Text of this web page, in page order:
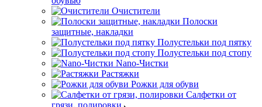
защитные, накладки
Полустельки под стопу
Nano-Чистки
Растяжки
Рожки для обуви
Салфетки от
грязи, полировки
Назад